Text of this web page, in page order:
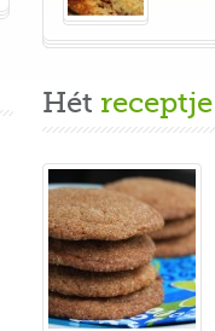
Hét receptje